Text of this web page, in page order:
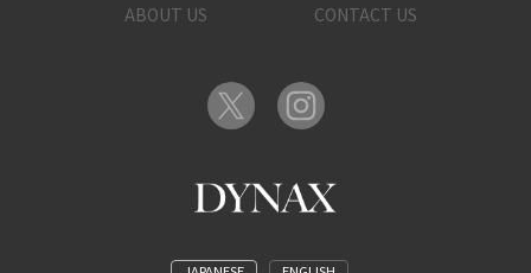
ABOUT US
CONTACT US